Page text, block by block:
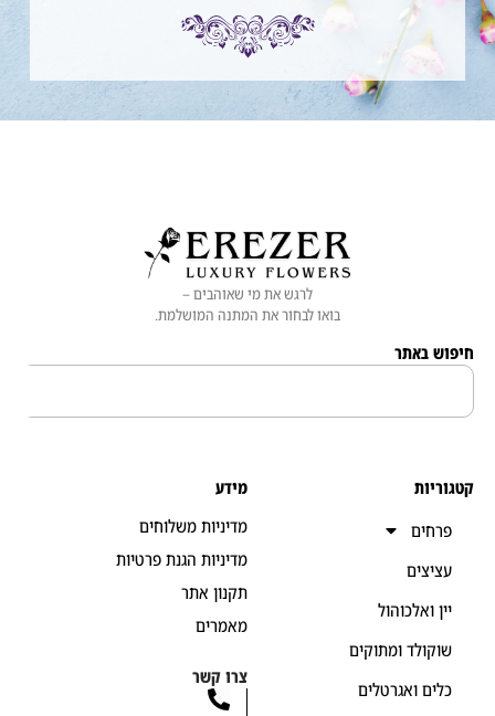
לרגש את מי שאוהבים –
בואו לבחור את המתנה המושלמת.
באתר
ואלכוהול
ומתוקים
ואגרטלים
מדיניות משלוחים
מדיניות הגנת פרטיות
תקנון אתר
צרו קשר